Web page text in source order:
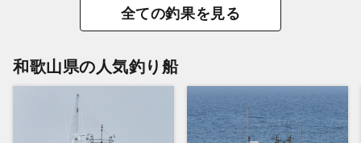
全ての釣果を見る
和歌山県の人気釣り船